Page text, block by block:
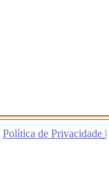
Política de Privacidade |